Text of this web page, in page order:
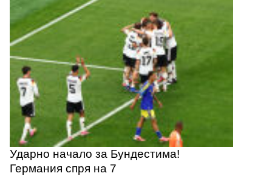
Ударно начало за Бундестима!
Германия спря на 7